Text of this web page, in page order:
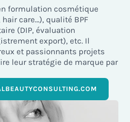
formulation cosmétique
care…), qualité BPF
(DIP, évaluation
export), etc. Il
et passionnants projets
leur stratégie de marque par